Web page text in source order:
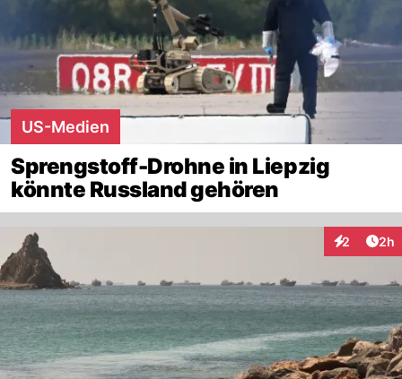
US-Medien
Sprengstoff-Drohne in Liepzig
könnte Russland gehören
2 2h